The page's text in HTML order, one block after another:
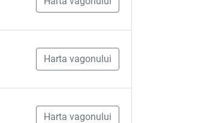
Harta vagonului
Harta vagonului